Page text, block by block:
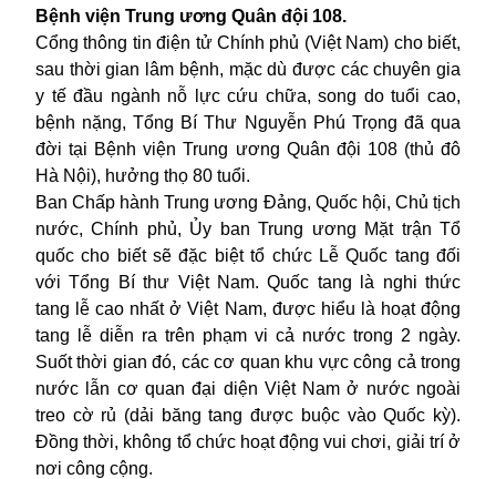
Bệnh viện Trung ương Quân đội 108.
Cổng thông tin điện tử Chính phủ (Việt Nam) cho biết,
sau thời gian lâm bệnh, mặc dù được các chuyên gia
y tế đầu ngành nỗ lực cứu chữa, song do tuổi cao,
bệnh nặng, Tổng Bí Thư Nguyễn Phú Trọng đã qua
đời tại Bệnh viện Trung ương Quân đội 108 (thủ đô
Hà Nội), hưởng thọ 80 tuổi.
Ban Chấp hành Trung ương Đảng, Quốc hội, Chủ tịch
nước, Chính phủ, Ủy ban Trung ương Mặt trận Tổ
quốc cho biết sẽ đặc biệt tổ chức Lễ Quốc tang đối
với Tổng Bí thư Việt Nam. Quốc tang là nghi thức
tang lễ cao nhất ở Việt Nam, được hiểu là hoạt động
tang lễ diễn ra trên phạm vi cả nước trong 2 ngày.
Suốt thời gian đó, các cơ quan khu vực công cả trong
nước lẫn cơ quan đại diện Việt Nam ở nước ngoài
treo cờ rủ (dải băng tang được buộc vào Quốc kỳ).
Đồng thời, không tổ chức hoạt động vui chơi, giải trí ở
nơi công cộng.